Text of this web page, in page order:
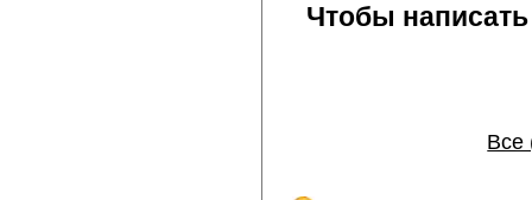
Чтобы
Все